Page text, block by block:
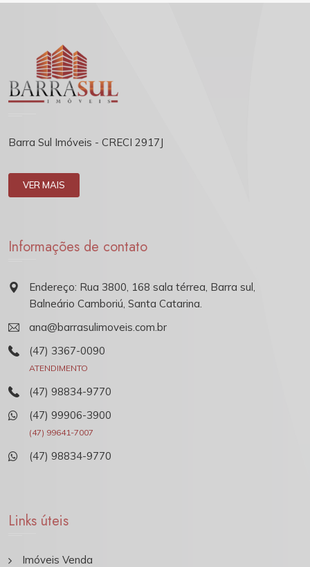
Barra Sul Imóveis - CRECI 2917J
VER MAIS
Informações de contato
Endereço: Rua 3800, 168 sala térrea, Barra sul,
Balneário Camboriú, Santa Catarina.
ana@barrasulimoveis.com.br
(47) 3367-0090
ATENDIMENTO
(47) 98834-9770
(47) 99906-3900
(47) 99641-7007
(47) 98834-9770
Links úteis
Imóveis Venda